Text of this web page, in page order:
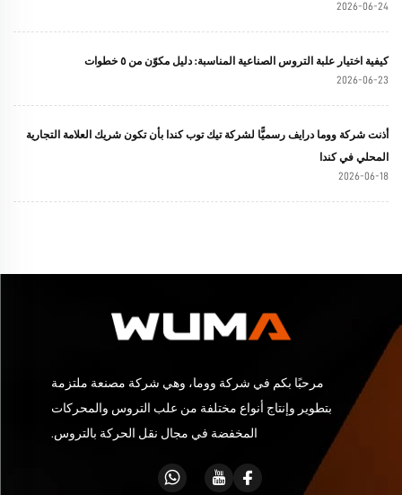
2026-06-24
كيفية اختيار علبة التروس الصناعية المناسبة: دليل مكوّن من ٥ خطوات
2026-06-23
أذنت شركة ووما درايف رسميًّا لشركة تيك توب كندا بأن تكون شريك العلامة التجارية
المحلي في كندا
2026-06-18
مرحبًا بكم في شركة ووما، وهي شركة مصنعة ملتزمة
بتطوير وإنتاج أنواع مختلفة من علب التروس والمحركات
المخفضة في مجال نقل الحركة بالتروس.